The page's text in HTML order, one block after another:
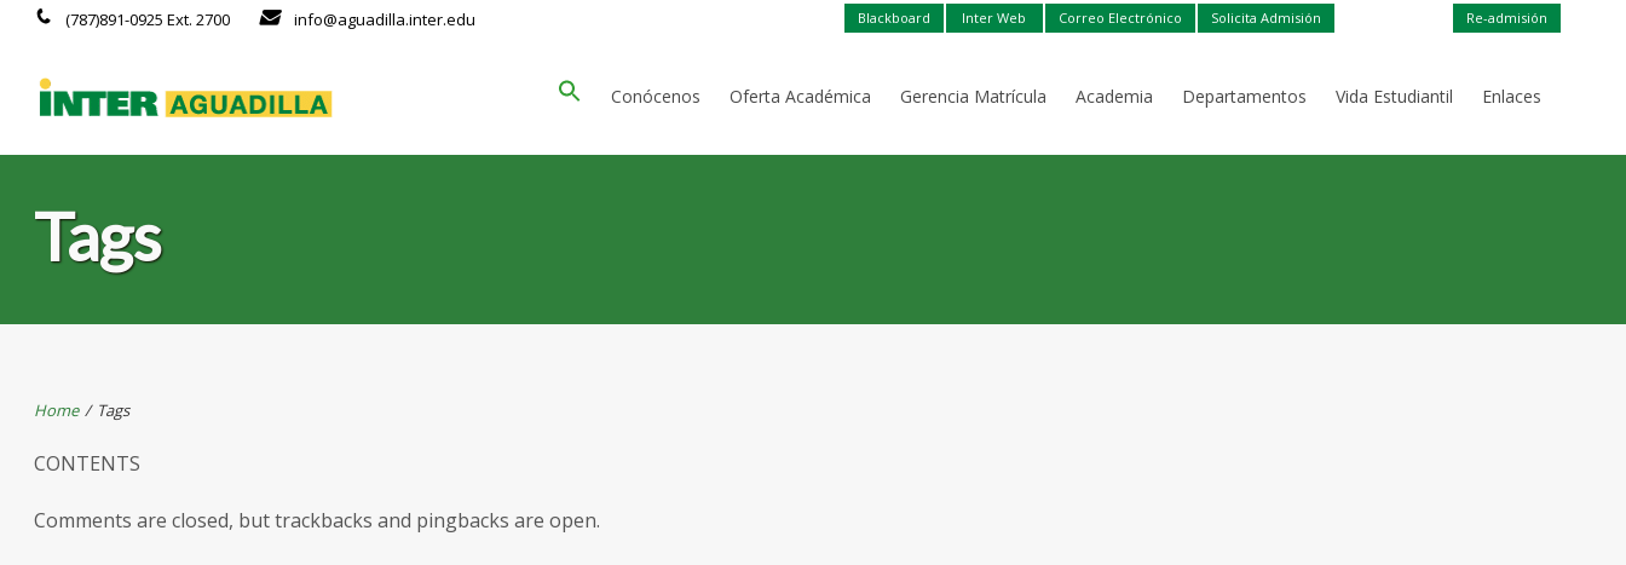
Blackboard Inter Web Correo Electrónico Solicita Admisión Re-admisión
(787)891-0925 Ext. 2700 info@aguadilla.inter.edu
Conócenos Oferta Académica Gerencia Matrícula Academia Departamentos Vida Estudiantil Enlaces
Tags
Home / Tags
CONTENTS
Comments are closed, but trackbacks and pingbacks are open.